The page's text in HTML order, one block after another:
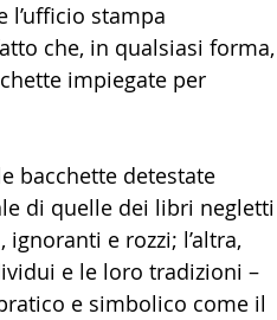
l’ufficio stampa
che, in qualsiasi forma,
impiegate per
bacchette detestate
di quelle dei libri negletti
e rozzi; l’altra,
e le loro tradizioni –
e simbolico come il